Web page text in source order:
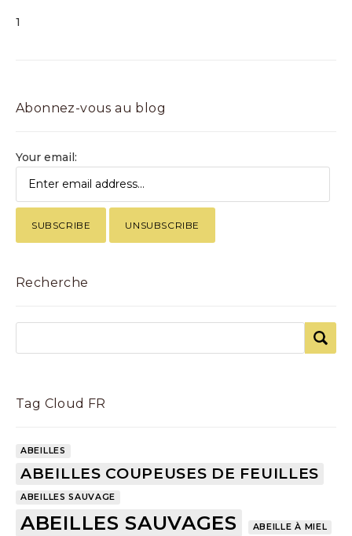
1
Abonnez-vous au blog
Your email:
Recherche
Tag Cloud FR
ABEILLES
ABEILLES COUPEUSES DE FEUILLES
ABEILLES SAUVAGE
ABEILLES SAUVAGES ABEILLE À MIEL